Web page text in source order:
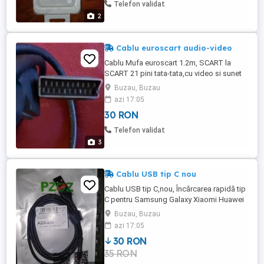
2
Telefon validat
3
Cablu euroscart audio-video
Cablu Mufa euroscart 1.2m, SCART la
SCART 21 pini tata-tata,cu video si sunet
audio, stare buna
Buzau, Buzau
azi 17:05
30 RON
Telefon validat
Cablu USB tip C nou
Cablu USB tip C,nou, Încărcarea rapidă tip
C pentru Samsung Galaxy Xiaomi Huawei
Telefon mobil USB C Cablu USB-C pentru
încărcător Culoare :rosu 35lei
Buzau, Buzau
azi 17:05
30 RON
35 RON